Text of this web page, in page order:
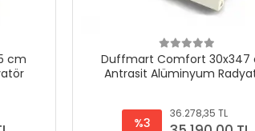
cm
Duffmart Comfort 30x347
Antrasit Alüminyum
%3
36.278,35 TL